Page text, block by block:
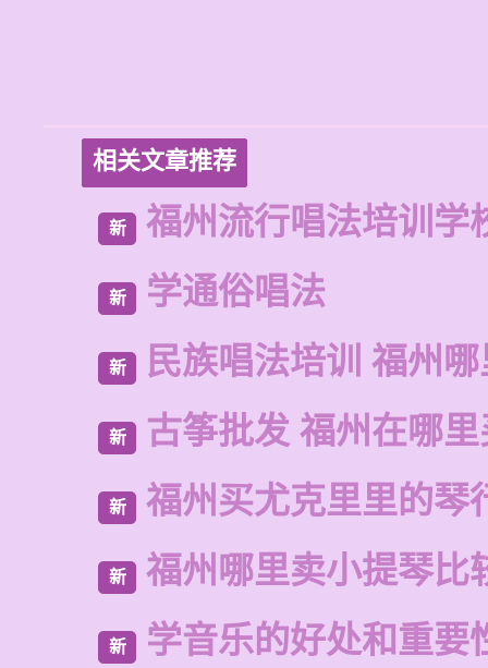
相关文章推荐
新 福州流行唱法培训学
新 学通俗唱法
新 民族唱法培训 福州
新 古筝批发 福州在哪
新 福州买尤克里里的琴
新 福州哪里卖小提琴比
新 学音乐的好处和重要